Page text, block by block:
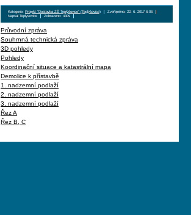
Kategorie:Projekt "Dostavba ZŠ Teplýšovice" (Teplýšovice)
Zveřejněno: 22. 6. 2017 6:06
Napsal Teplysovice
Zobrazeno: 4309
Průvodní zpráva
Souhrnná technická zpráva
3D pohledy
Pohledy
Koordinační situace a katastrální mapa
Demolice k přístavbě
1. nadzemní podlaží
2. nadzemní podlaží
3. nadzemní podlaží
Řez A
Řez B, C